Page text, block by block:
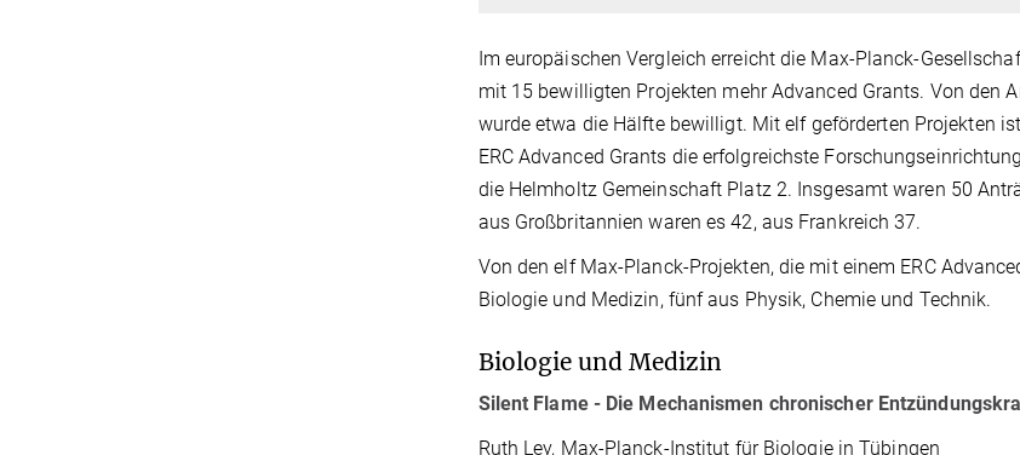
Im europäischen Vergleich erreicht die Max-Planck-
mit 15 bewilligten Projekten mehr Advanced Grants. Von den
wurde etwa die Hälfte bewilligt. Mit elf geförderten Projekten
ERC Advanced Grants die erfolgreichste
die Helmholtz Gemeinschaft Platz 2. Insgesamt waren 50
aus Großbritannien waren es 42, aus Frankreich 37.
Von den elf Max-Planck-Projekten, die mit einem ERC
Biologie und Medizin, fünf aus Physik, Chemie und Technik.
Biologie und Medizin
Silent Flame - Die Mechanismen chronischer
Ruth Ley, Max-Planck-Institut für Biologie in Tübingen